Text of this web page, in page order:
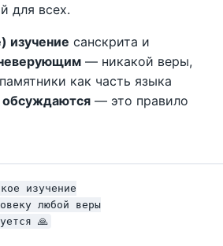
для всех.
изучение санскрита и
— никакой веры,
как часть языка
обсуждаются — это правило
изучение
любой веры
🙏